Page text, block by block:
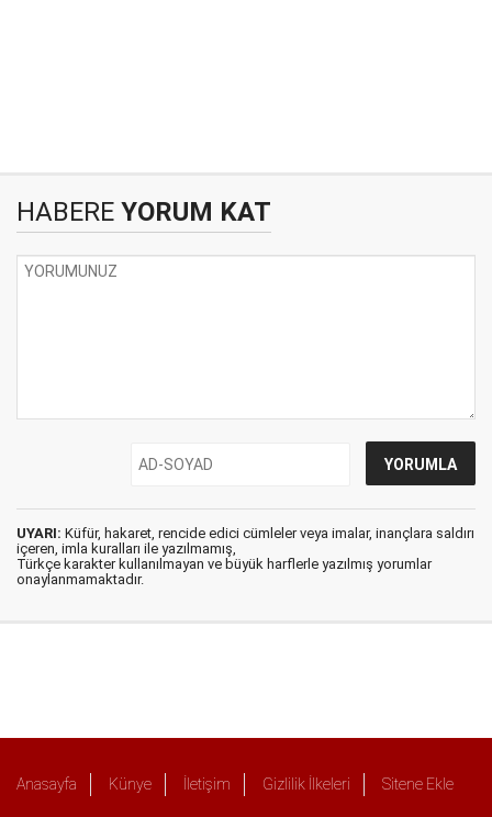
HABERE YORUM KAT
UYARI: Küfür, hakaret, rencide edici cümleler veya imalar, inançlara saldırı
içeren, imla kuralları ile yazılmamış,
Türkçe karakter kullanılmayan ve büyük harflerle yazılmış yorumlar
onaylanmamaktadır.
Anasayfa Künye İletişim Gizlilik İlkeleri Sitene Ekle